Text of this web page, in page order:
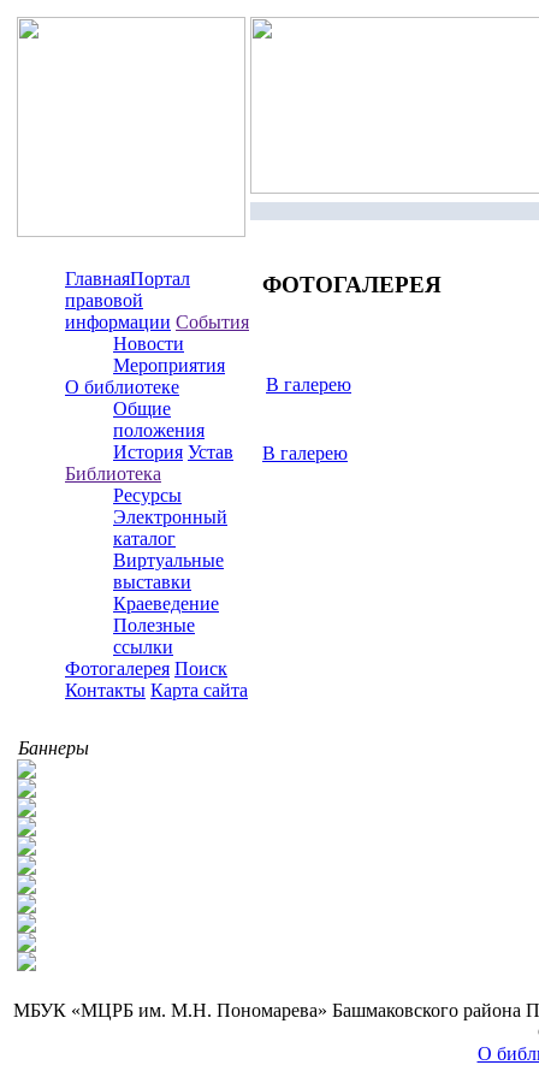
ГлавнаяПортал
правовой
информации События
Новости
Мероприятия
О библиотеке
Общие
положения
История Устав
Библиотека
Ресурсы
Электронный
каталог
Виртуальные
выставки
Краеведение
Полезные
ссылки
Фотогалерея Поиск
Контакты Карта сайта
Баннеры
ФОТОГАЛЕРЕЯ
В галерею
В галерею
МБУК «МЦРБ им. М.Н. Пономарева» Башмаковского района
О